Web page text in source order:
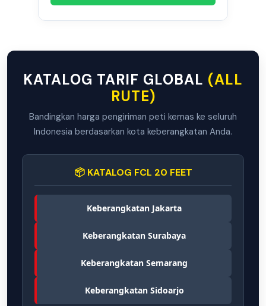
KATALOG TARIF GLOBAL (ALL
RUTE)
Bandingkan harga pengiriman peti kemas ke seluruh
Indonesia berdasarkan kota keberangkatan Anda.
📦 KATALOG FCL 20 FEET
Keberangkatan Jakarta
Keberangkatan Surabaya
Keberangkatan Semarang
Keberangkatan Sidoarjo